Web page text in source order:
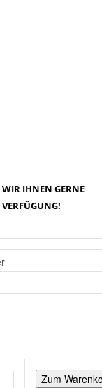
WIR IHNEN GERNE